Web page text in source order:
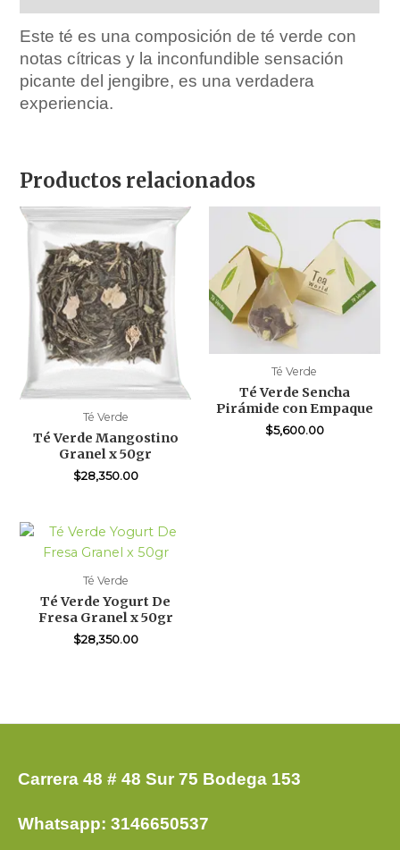
Este té es una composición de té verde con
notas cítricas y la inconfundible sensación
picante del jengibre, es una verdadera
experiencia.
Productos relacionados
Té Verde
Té Verde Mangostino
Granel x 50gr
$28,350.00
Té Verde
Té Verde Sencha
Pirámide con Empaque
$5,600.00
Té Verde
Té Verde Yogurt De
Fresa Granel x 50gr
$28,350.00
Carrera 48 # 48 Sur 75 Bodega 153
Whatsapp: 3146650537